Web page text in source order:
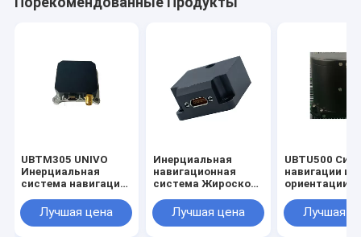
UBTM305 UNIVO
Инерциальная
система навигации
и оптическими
волоконными
Лучшая цена
Инерциальная
навигационная
система Жироскоп
оптический датчик
Стабильное
Лучшая цена
UBTU500
навигации и
ориентации с
гироскопом
Лучшая